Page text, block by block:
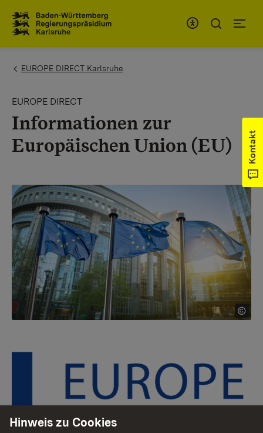
You are here:
EUROPE DIRECT Karlsruhe
EUROPE DIRECT
Informationen zur
Europäischen Union (EU)
Kontakt
Hinweis zu Cookies